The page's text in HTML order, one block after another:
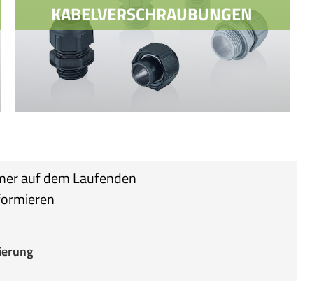
KABELVERSCHRAUBUNGEN
auf dem Laufenden